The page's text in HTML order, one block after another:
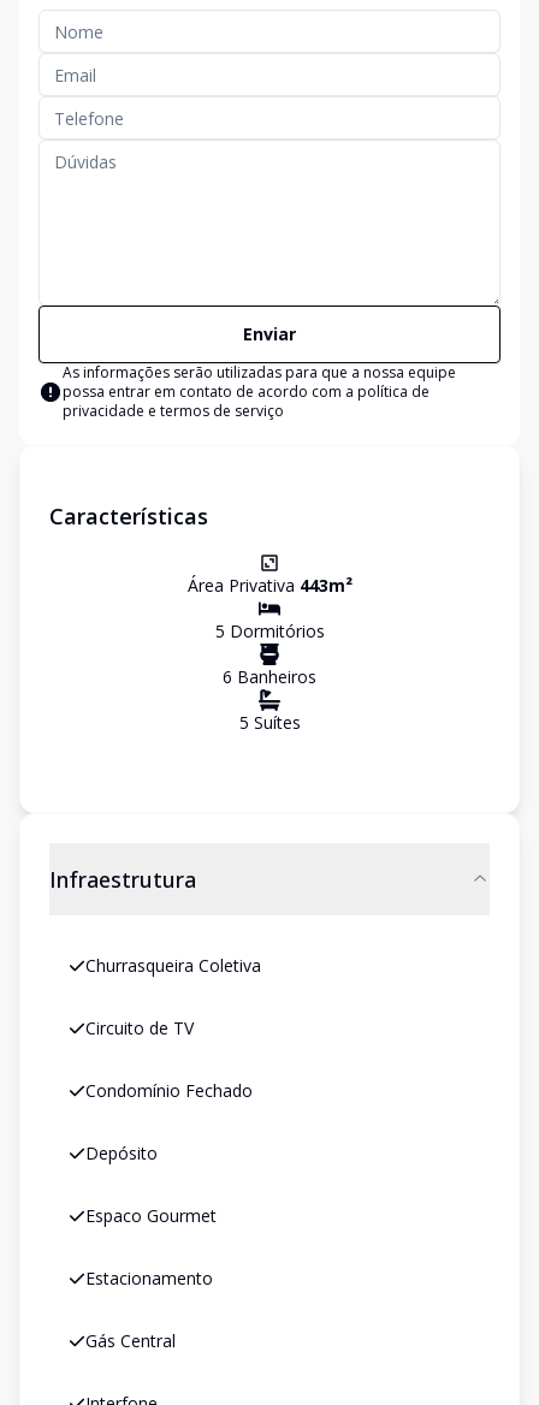
Enviar
As informações serão utilizadas para que a nossa equipe
possa entrar em contato de acordo com a política de
privacidade e termos de serviço
Características
Área Privativa 443m²
5 Dormitórios
6 Banheiros
5 Suítes
Infraestrutura
Churrasqueira Coletiva
Circuito de TV
Condomínio Fechado
Depósito
Espaco Gourmet
Estacionamento
Gás Central